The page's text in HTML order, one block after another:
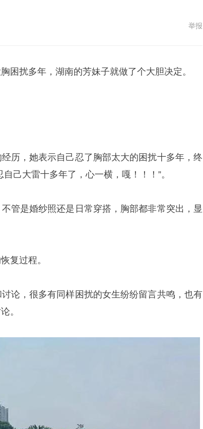
举报
困扰多年，湖南的芳妹子就做了个大胆决定。
历，她表示自己忍了胸部太大的困扰十多年，终
己大雷十多年了，心一横，嘎！！！”。
管是婚纱照还是日常穿搭，胸部都非常突出，显
复过程。
论，很多有同样困扰的女生纷纷留言共鸣，也有
。